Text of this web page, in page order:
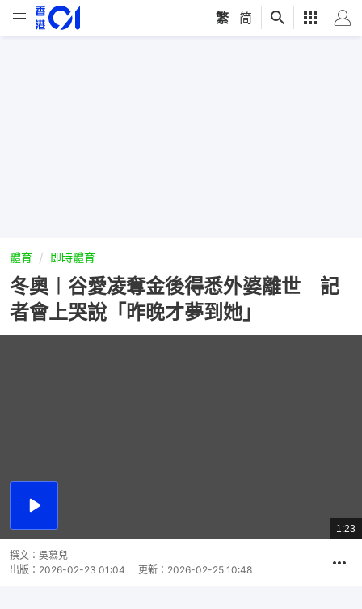
繁 简
體育 即時體育
冬奧︱谷愛凌奪金後得悉外婆離世 記
者會上哭說「昨晚才夢到她」
播
總
共
1:23
撰文： 吳慕兒
出版： 2026-02-23 01:04 更新： 2026-02-25 10:48